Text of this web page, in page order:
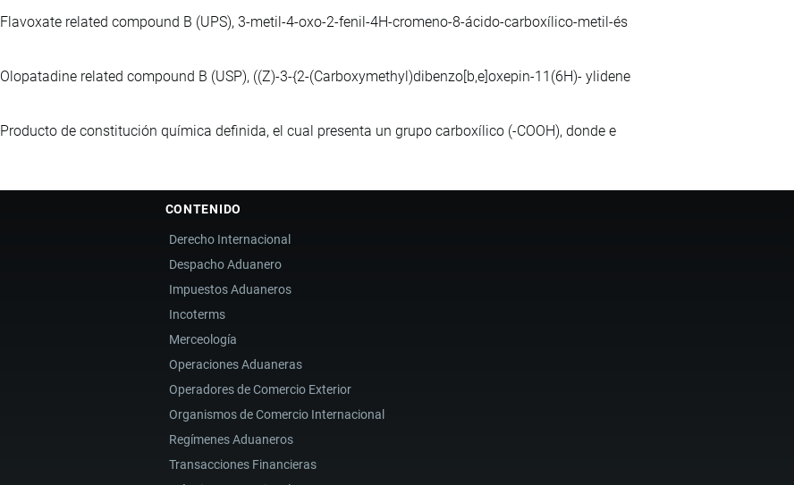
Flavoxate related compound B (UPS), 3-metil-4-oxo-2-fenil-4H-cromeno-8-ácido-carboxílico-metil-és
Olopatadine related compound B (USP), ((Z)-3-{2-(Carboxymethyl)dibenzo[b,e]oxepin-11(6H)- ylidene
Producto de constitución química definida, el cual presenta un grupo carboxílico (-COOH), donde e
CONTENIDO
Derecho Internacional
Despacho Aduanero
Impuestos Aduaneros
Incoterms
Merceología
Operaciones Aduaneras
Operadores de Comercio Exterior
Organismos de Comercio Internacional
Regímenes Aduaneros
Transacciones Financieras